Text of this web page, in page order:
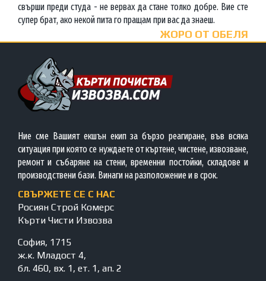
свърши преди студа - не вервах да стане толко добре. Вие сте
супер брат, ако некой пита го пращам при вас да знаеш.
ЖОРО ОТ ОБЕЛЯ
Ние сме Вашият екшън екип за бързо реагиране, във всяка
ситуация при която се нуждаете от къртене, чистене, извозване,
ремонт и събаряне на стени, временни постойки, складове и
производствени бази. Винаги на разположение и в срок.
СВЪРЖЕТЕ СЕ С НАС
Росиян Строй Комерс
Кърти Чисти Извозва
София, 1715
ж.к. Младост 4,
бл. 460, вх. 1, ет. 1, ап. 2